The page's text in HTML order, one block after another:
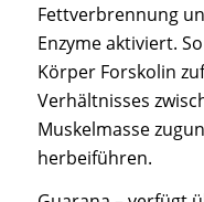
Fettverbrennung
Enzyme aktiviert.
Körper Forskolin
Verhältnisses
Muskelmasse
herbeiführen.